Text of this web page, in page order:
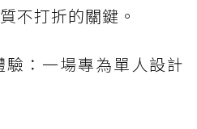
不打折的關鍵。
：一場專為單人設計